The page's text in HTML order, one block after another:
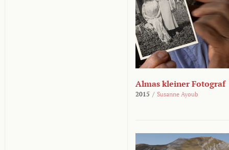
Almas kleiner Fotograf
2015 / Susanne Ayoub